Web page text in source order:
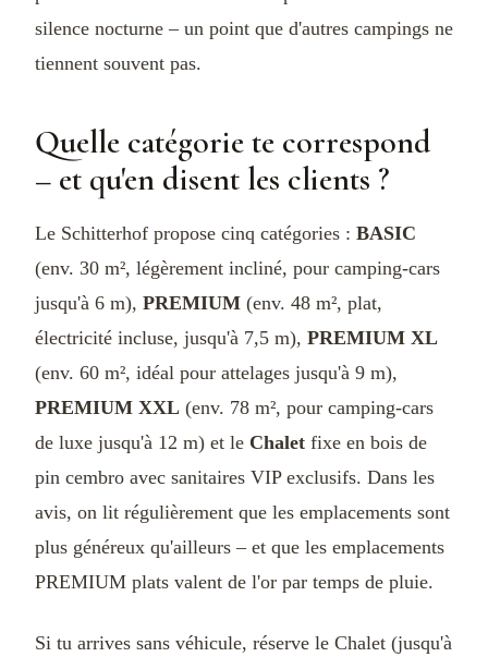
silence nocturne – un point que d'autres campings ne
tiennent souvent pas.
Quelle catégorie te correspond
– et qu'en disent les clients ?
Le Schitterhof propose cinq catégories : BASIC
(env. 30 m², légèrement incliné, pour camping-cars
jusqu'à 6 m), PREMIUM (env. 48 m², plat,
électricité incluse, jusqu'à 7,5 m), PREMIUM XL
(env. 60 m², idéal pour attelages jusqu'à 9 m),
PREMIUM XXL (env. 78 m², pour camping-cars
de luxe jusqu'à 12 m) et le Chalet fixe en bois de
pin cembro avec sanitaires VIP exclusifs. Dans les
avis, on lit régulièrement que les emplacements sont
plus généreux qu'ailleurs – et que les emplacements
PREMIUM plats valent de l'or par temps de pluie.
Si tu arrives sans véhicule, réserve le Chalet (jusqu'à